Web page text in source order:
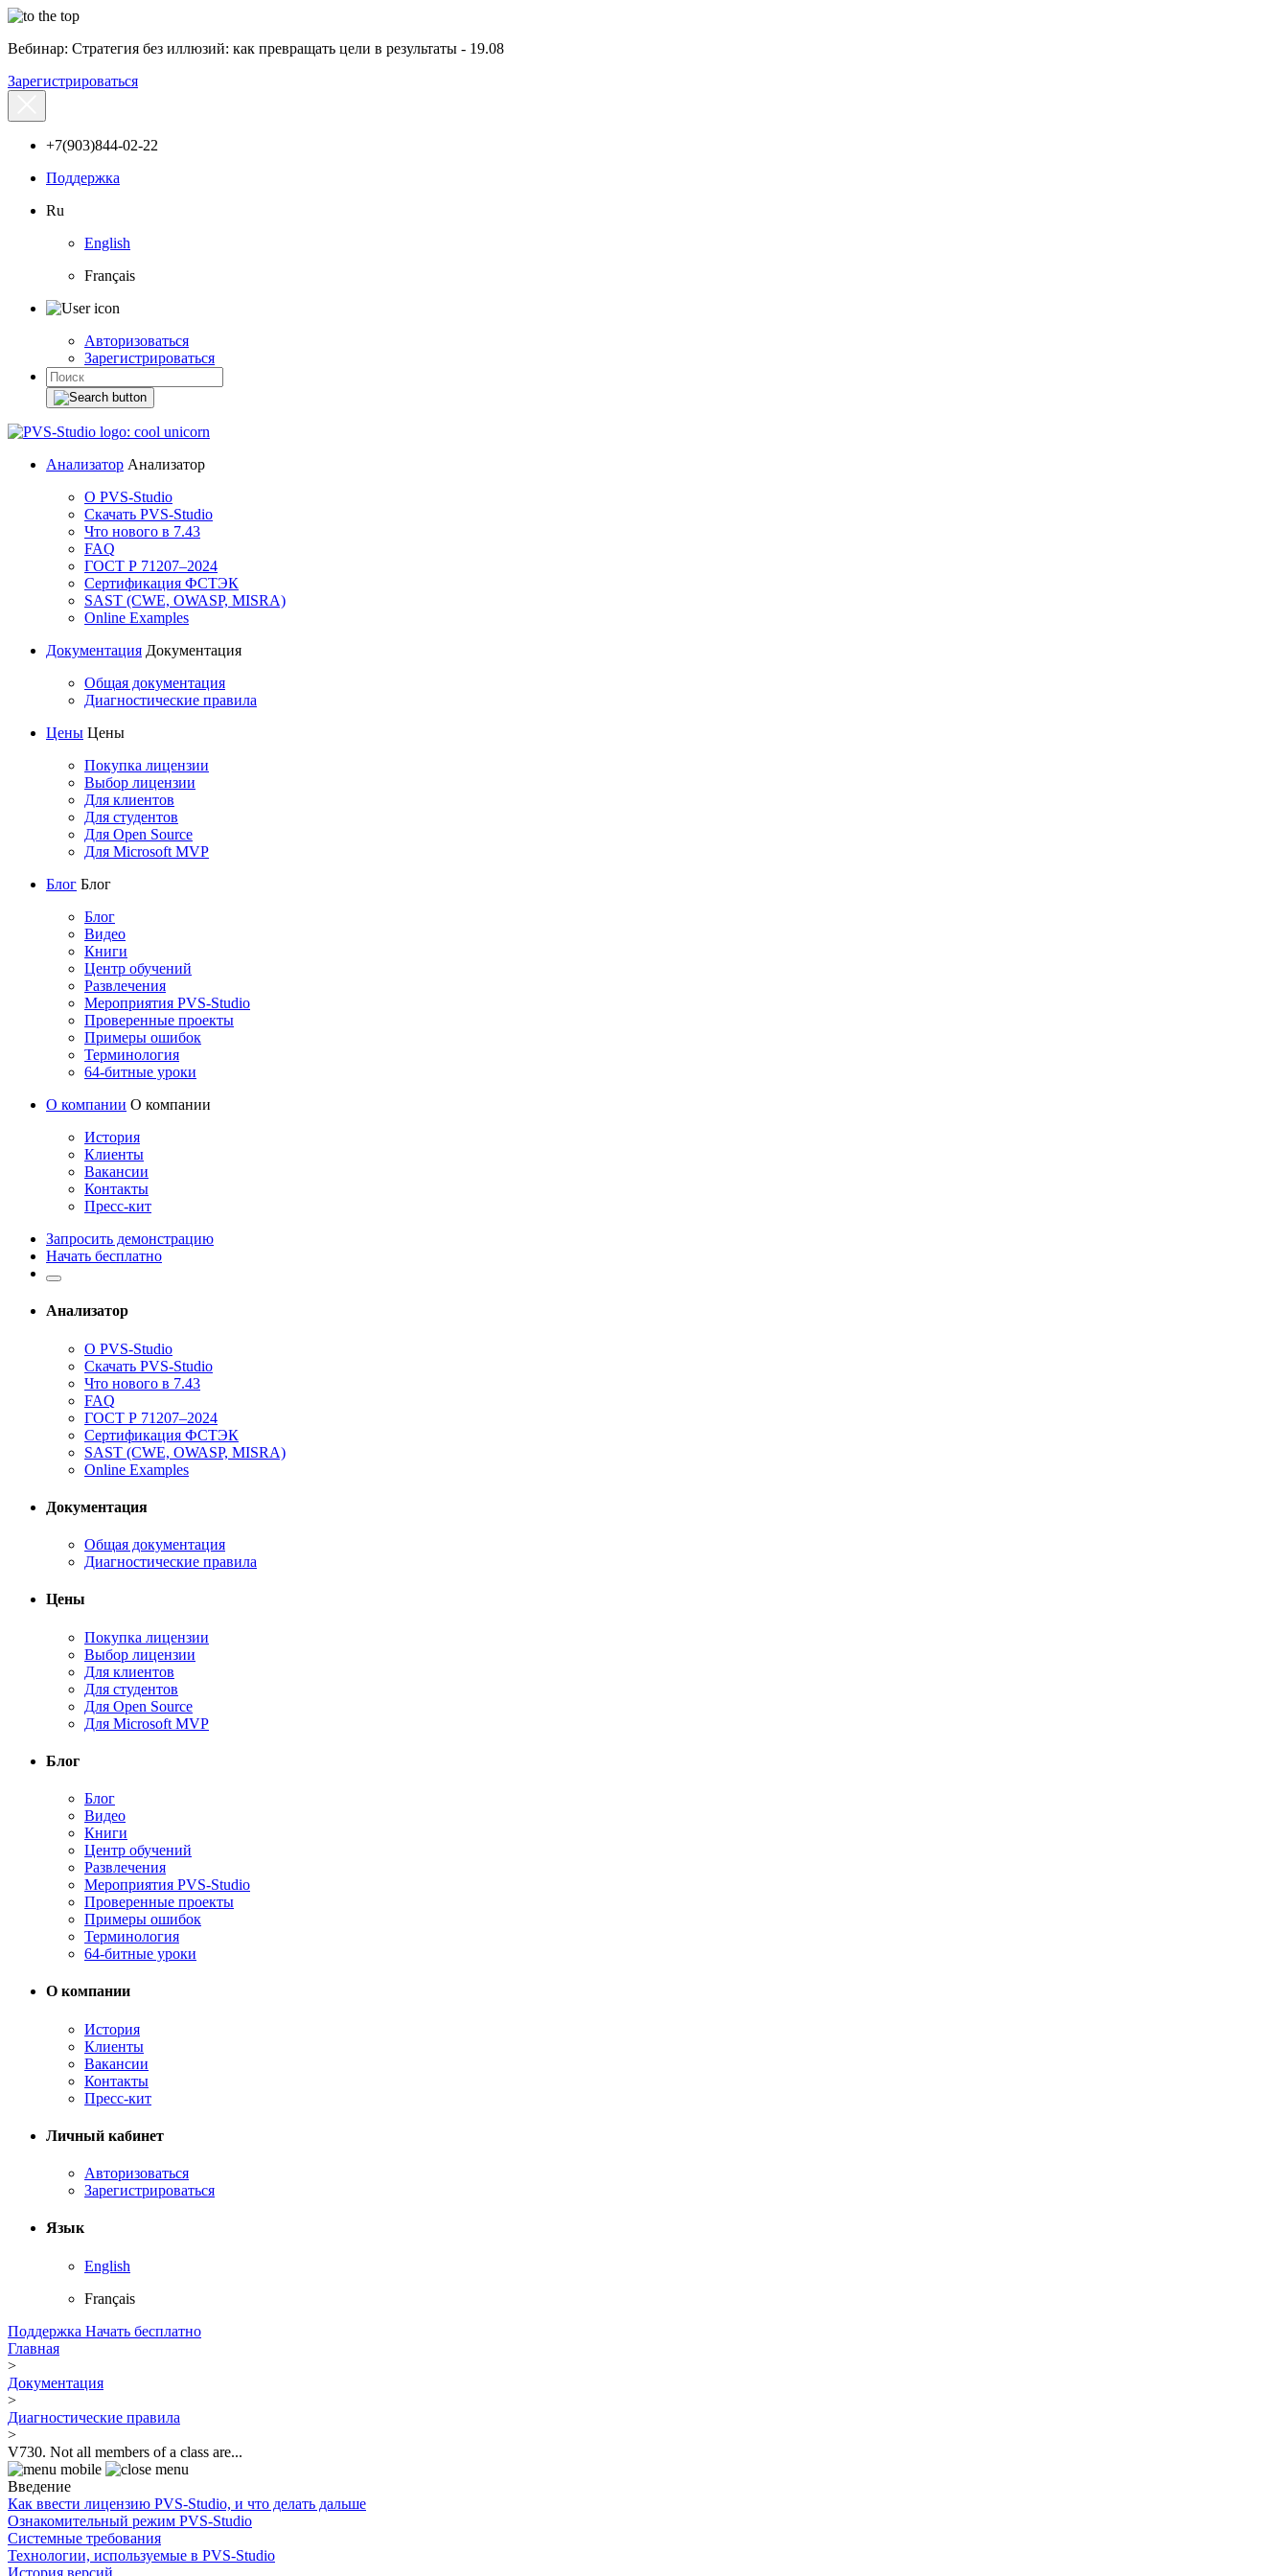
Вебинар: Стратегия без иллюзий: как превращать цели в результаты - 19.08
Зарегистрироваться
+7(903)844-02-22
Поддержка
Ru
English
Français
Авторизоваться
Зарегистрироваться
Анализатор Анализатор
О PVS-Studio
Скачать PVS-Studio
Что нового в 7.43
FAQ
ГОСТ Р 71207–2024
Сертификация ФСТЭК
SAST (CWE, OWASP, MISRA)
Online Examples
Документация Документация
Общая документация
Диагностические правила
Цены Цены
Покупка лицензии
Выбор лицензии
Для клиентов
Для студентов
Для Open Source
Для Microsoft MVP
Блог Блог
Блог
Видео
Книги
Центр обучений
Развлечения
Мероприятия PVS-Studio
Проверенные проекты
Примеры ошибок
Терминология
64-битные уроки
О компании О компании
История
Клиенты
Вакансии
Контакты
Пресс-кит
Запросить демонстрацию
Начать бесплатно
Анализатор
О PVS-Studio
Скачать PVS-Studio
Что нового в 7.43
FAQ
ГОСТ Р 71207–2024
Сертификация ФСТЭК
SAST (CWE, OWASP, MISRA)
Online Examples
Документация
Общая документация
Диагностические правила
Цены
Покупка лицензии
Выбор лицензии
Для клиентов
Для студентов
Для Open Source
Для Microsoft MVP
Блог
Блог
Видео
Книги
Центр обучений
Развлечения
Мероприятия PVS-Studio
Проверенные проекты
Примеры ошибок
Терминология
64-битные уроки
О компании
История
Клиенты
Вакансии
Контакты
Пресс-кит
Личный кабинет
Авторизоваться
Зарегистрироваться
Язык
English
Français
Поддержка Начать бесплатно
Главная
>
Документация
>
Диагностические правила
>
V730. Not all members of a class are...
Введение
Как ввести лицензию PVS-Studio, и что делать дальше
Ознакомительный режим PVS-Studio
Системные требования
Технологии, используемые в PVS-Studio
История версий